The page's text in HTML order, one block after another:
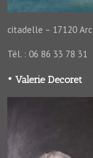
citadelle – 17120
Tél. : 06 86 33 78 31
• Valerie Decoret